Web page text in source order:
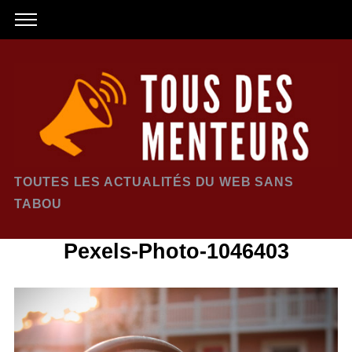
TOUTES LES ACTUALITÉS DU WEB SANS
TABOU
Pexels-Photo-1046403